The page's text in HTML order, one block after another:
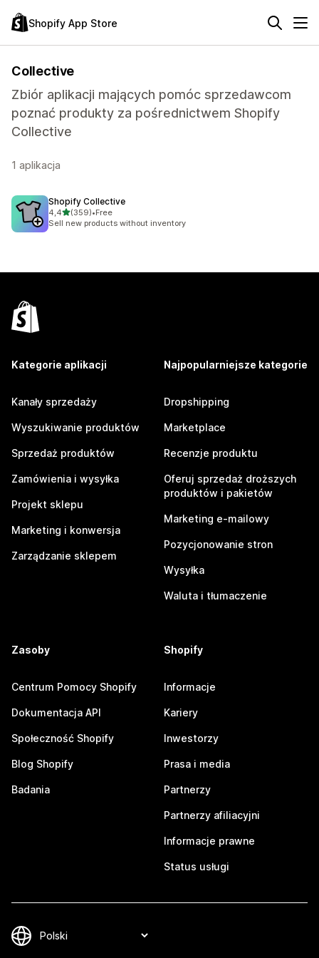
Shopify App Store
Collective
Zbiór aplikacji mających pomóc sprzedawcom
poznać produkty za pośrednictwem Shopify
Collective
1 aplikacja
Shopify Collective
4,4na 5 gwiazdek
(359)
Łączna liczba recenzji: 359
•Free
Sell new products without inventory
Kategorie aplikacji
Kanały sprzedaży
Wyszukiwanie produktów
Sprzedaż produktów
Zamówienia i wysyłka
Projekt sklepu
Marketing i konwersja
Zarządzanie sklepem
Najpopularniejsze kategorie
Dropshipping
Marketplace
Recenzje produktu
Oferuj sprzedaż droższych
produktów i pakietów
Marketing e-mailowy
Pozycjonowanie stron
Wysyłka
Waluta i tłumaczenie
Zasoby
Centrum Pomocy Shopify
Dokumentacja API
Społeczność Shopify
Blog Shopify
Badania
Shopify
Informacje
Kariery
Inwestorzy
Prasa i media
Partnerzy
Partnerzy afiliacyjni
Informacje prawne
Status usługi